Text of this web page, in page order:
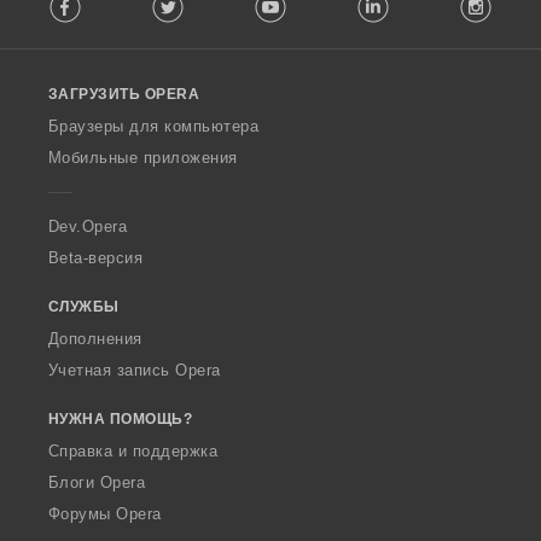
w
O
p
a
ЗАГРУЗИТЬ OPERA
Браузеры для компьютера
Мобильные приложения
Dev.Opera
Beta-версия
СЛУЖБЫ
Дополнения
Учетная запись Opera
НУЖНА ПОМОЩЬ?
Справка и поддержка
Блоги Opera
Форумы Opera